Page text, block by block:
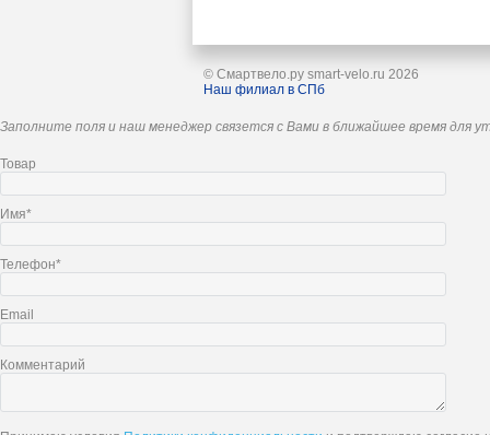
© Смартвело.ру smart-velo.ru 2026
Наш филиал в СПб
Заполните поля и наш менеджер связется с Вами в ближайшее время для
Товар
Имя*
Телефон*
Email
Комментарий